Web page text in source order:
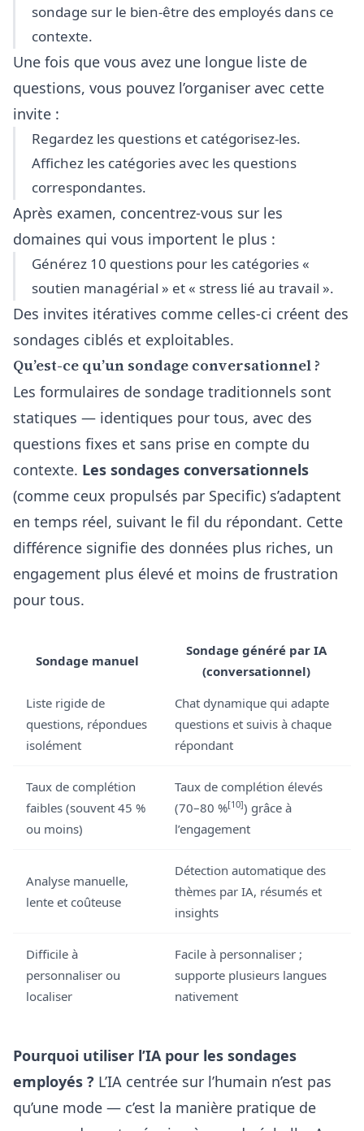
sondage sur le bien-être des employés dans ce
contexte.
Une fois que vous avez une longue liste de
questions, vous pouvez l’organiser avec cette
invite :
Regardez les questions et catégorisez-les.
Affichez les catégories avec les questions
correspondantes.
Après examen, concentrez-vous sur les
domaines qui vous importent le plus :
Générez 10 questions pour les catégories «
soutien managérial » et « stress lié au travail ».
Des invites itératives comme celles-ci créent des
sondages ciblés et exploitables.
Qu’est-ce qu’un sondage conversationnel ?
Les formulaires de sondage traditionnels sont
statiques — identiques pour tous, avec des
questions fixes et sans prise en compte du
contexte. Les sondages conversationnels
(comme ceux propulsés par Specific) s’adaptent
en temps réel, suivant le fil du répondant. Cette
différence signifie des données plus riches, un
engagement plus élevé et moins de frustration
pour tous.
Sondage manuel
Sondage généré par IA
(conversationnel)
Liste rigide de
questions, répondues
isolément
Chat dynamique qui adapte
questions et suivis à chaque
répondant
Taux de complétion
faibles (souvent 45 %
ou moins)
Taux de complétion élevés
(70–80 %[10]) grâce à
l’engagement
Analyse manuelle,
lente et coûteuse
Détection automatique des
thèmes par IA, résumés et
insights
Difficile à
personnaliser ou
localiser
Facile à personnaliser ;
supporte plusieurs langues
nativement
Pourquoi utiliser l’IA pour les sondages
employés ? L’IA centrée sur l’humain n’est pas
qu’une mode — c’est la manière pratique de